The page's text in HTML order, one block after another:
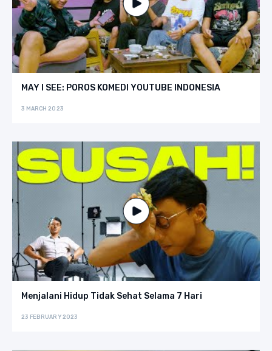
MAY I SEE: POROS KOMEDI YOUTUBE INDONESIA
3 MARCH 2023
Menjalani Hidup Tidak Sehat Selama 7 Hari
23 FEBRUARY 2023